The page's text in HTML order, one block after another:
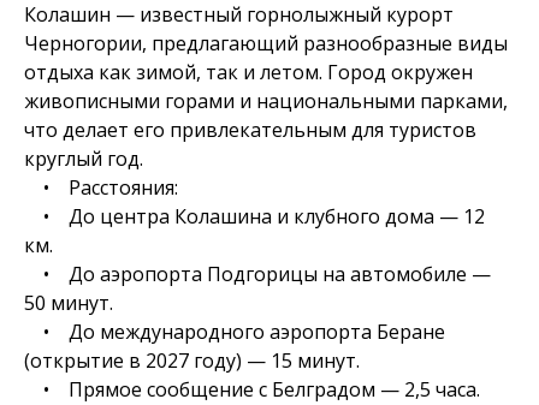
Колашин — известный горнолыжный курорт
Черногории, предлагающий разнообразные виды
отдыха как зимой, так и летом. Город окружен
живописными горами и национальными парками,
что делает его привлекательным для туристов
круглый год.
• Расстояния:
• До центра Колашина и клубного дома — 12
км.
• До аэропорта Подгорицы на автомобиле —
50 минут.
• До международного аэропорта Беране
(открытие в 2027 году) — 15 минут.
• Прямое сообщение с Белградом — 2,5 часа.